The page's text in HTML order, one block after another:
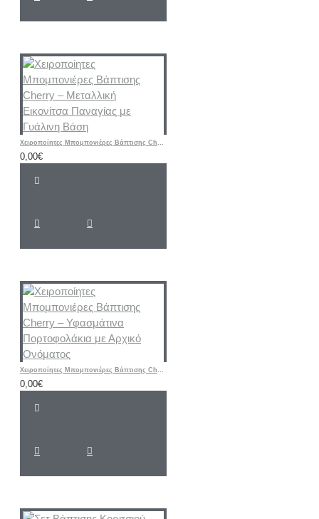
Χειροποίητες Μπομπονιέρες Βάπτισης Cherry – Μεταλλική Εικονίτσα Παναγίας με Γυάλινη Βάση
0,00€
Χειροποίητες Μπομπονιέρες Βάπτισης Cherry – Υφασμάτινα Πορτοφολάκια με Αρχικό Ονόματος
0,00€